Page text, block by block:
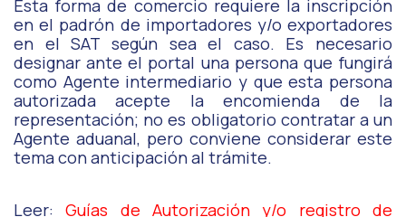
Esta forma de comercio requiere la inscripción
en el padrón de importadores y/o exportadores
en el SAT según sea el caso. Es necesario
designar ante el portal una persona que fungirá
como Agente intermediario y que esta persona
autorizada acepte la encomienda de la
representación; no es obligatorio contratar a un
Agente aduanal, pero conviene considerar este
tema con anticipación al trámite.
Leer:Guías de Autorización y/o registro de